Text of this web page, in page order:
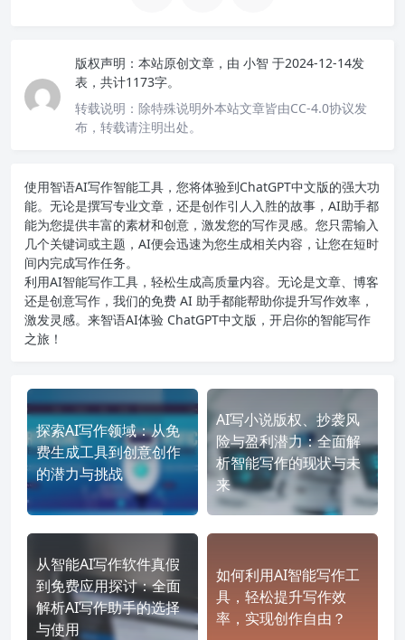
版权声明： 本站原创文章，由 小智 于2024-12-14发
表，共计1173字。
转载说明： 除特殊说明外本站文章皆由CC-4.0协议发
布，转载请注明出处。
使用智语AI写作智能工具，您将体验到ChatGPT中文版的强大功
能。无论是撰写专业文章，还是创作引人入胜的故事，AI助手都
能为您提供丰富的素材和创意，激发您的写作灵感。您只需输入
几个关键词或主题，AI便会迅速为您生成相关内容，让您在短时
间内完成写作任务。
利用AI智能写作工具，轻松生成高质量内容。无论是文章、博客
还是创意写作，我们的免费 AI 助手都能帮助你提升写作效率，
激发灵感。来智语AI体验 ChatGPT中文版 ，开启你的智能写作
之旅！
探索AI写作领域：从免
费生成工具到创意创作
的潜力与挑战
AI写小说版权、抄袭风
险与盈利潜力：全面解
析智能写作的现状与未
来
从智能AI写作软件真假
到免费应用探讨：全面
解析AI写作助手的选择
与使用
如何利用AI智能写作工
具，轻松提升写作效
率，实现创作自由？